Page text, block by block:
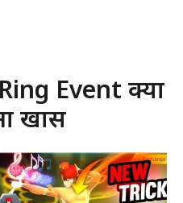
Event क्या
खास